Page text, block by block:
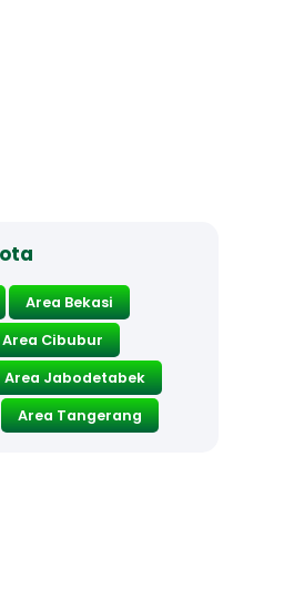
Area Bekasi
Area Cibubur
Area Jabodetabek
Area Tangerang